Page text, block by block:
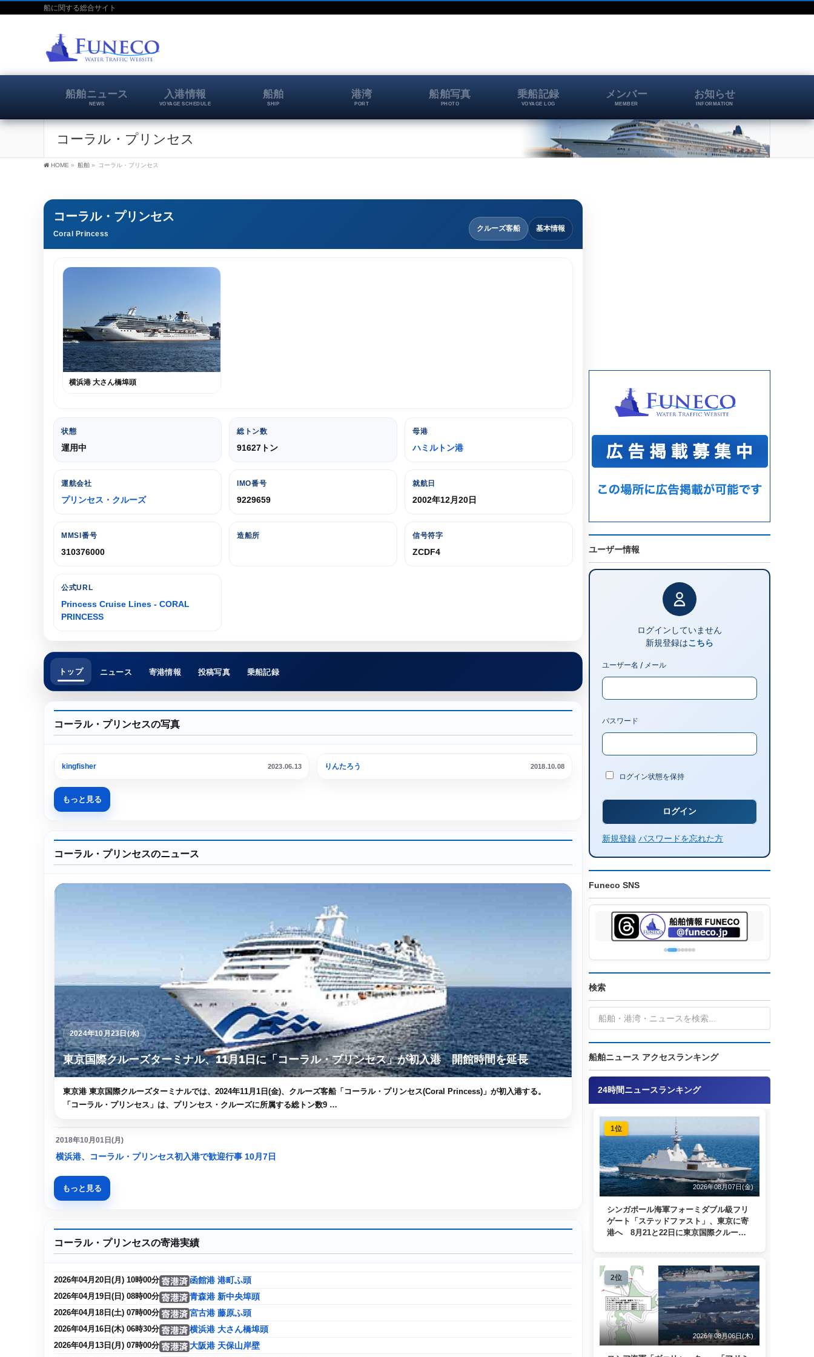
船に関する総合サイト
船舶ニュース
NEWS
入港情報
VOYAGE SCHEDULE
船舶
SHIP
港湾
PORT
船舶写真
PHOTO
乗船記録
VOYAGE LOG
メンバー
MEMBER
お知らせ
INFORMATION
コーラル・プリンセス
HOME » 船舶 » コーラル・プリンセス
コーラル・プリンセス
Coral Princess
クルーズ客船 基本情報
横浜港 大さん橋埠頭
状態
運用中
総トン数
91627トン
母港
ハミルトン港
運航会社
プリンセス・クルーズ
IMO番号
9229659
就航日
2002年12月20日
MMSI番号
310376000
造船所 信号符字
ZCDF4
公式URL
Princess Cruise Lines - CORAL
PRINCESS
トップ ニュース 寄港情報 投稿写真 乗船記録
コーラル・プリンセスの写真
横浜港 大さん橋埠頭
kingfisher 2023.06.13
横浜港 大さん橋埠頭
りんたろう 2018.10.08
もっと見る
コーラル・プリンセスのニュース
2024年10月23日(水)
東京国際クルーズターミナル、11月1日に「コーラル・プリンセス」が初入港 開館時間を延長
東京港 東京国際クルーズターミナルでは、2024年11月1日(金)、クルーズ客船「コーラル・プリンセス(Coral Princess)」が初入港する。
「コーラル・プリンセス」は、プリンセス・クルーズに所属する総トン数9 …
2018年10月01日(月)
横浜港、コーラル・プリンセス初入港で歓迎行事 10月7日
もっと見る
コーラル・プリンセスの寄港実績
2026年04月20日(月) 10時00分 函館港 港町ふ頭
2026年04月19日(日) 08時00分 青森港 新中央埠頭
2026年04月18日(土) 07時00分 宮古港 藤原ふ頭
2026年04月16日(木) 06時30分 横浜港 大さん橋埠頭
2026年04月13日(月) 07時00分 大阪港 天保山岸壁
ユーザー情報
ログインしていません
新規登録はこちら
ユーザー名 / メール
パスワード
ログイン状態を保持
新規登録 パスワードを忘れた方
Funeco SNS
検索
船舶ニュース アクセスランキング
24時間ニュースランキング
1位
2026年08月07日(金)
シンガポール海軍フォーミダブル級フリ
ゲート「ステッドファスト」、東京に寄
港へ 8月21と22日に東京国際クルーズ
2位
2026年08月06日(木)